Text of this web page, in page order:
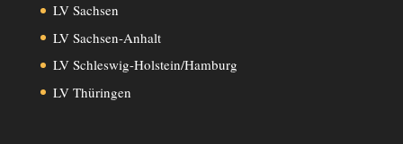
LV Sachsen
LV Sachsen-Anhalt
LV Schleswig-Holstein/Hamburg
LV Thüringen